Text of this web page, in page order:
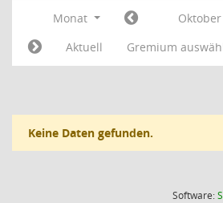
Monat Oktober
Aktuell
Gremium
Keine Daten gefunden.
Software: